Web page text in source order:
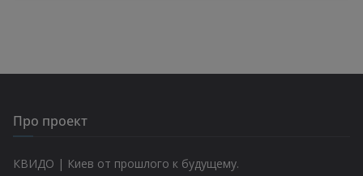
Про проект
КВИДО | Киев от прошлого к будущему.